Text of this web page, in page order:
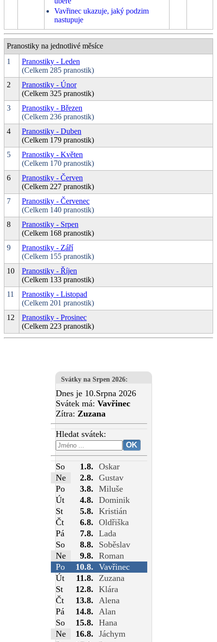
Vavřinec ukazuje, jaký podzim
nastupuje
Pranostiky na jednotlivé měsíce
1
Pranostiky - Leden
(Celkem 285 pranostik)
2
Pranostiky - Únor
(Celkem 325 pranostik)
3
Pranostiky - Březen
(Celkem 236 pranostik)
4
Pranostiky - Duben
(Celkem 179 pranostik)
5
Pranostiky - Květen
(Celkem 170 pranostik)
6
Pranostiky - Červen
(Celkem 227 pranostik)
7
Pranostiky - Červenec
(Celkem 140 pranostik)
8
Pranostiky - Srpen
(Celkem 168 pranostik)
9
Pranostiky - Září
(Celkem 155 pranostik)
10
Pranostiky - Říjen
(Celkem 133 pranostik)
11
Pranostiky - Listopad
(Celkem 201 pranostik)
12
Pranostiky - Prosinec
(Celkem 223 pranostik)
Svátky na Srpen 2026:
Dnes je 10.Srpna 2026
Svátek má: Vavřinec
Zítra: Zuzana
Hledat svátek:
So 1.8. Oskar
Ne
2.8. Gustav
Po
3.8. Miluše
Út
4.8. Dominik
St
5.8. Kristián
Čt
6.8. Oldřiška
Pá
7.8. Lada
So
8.8.
Soběslav
Ne
9.8. Roman
Po
10.8. Vavřinec
Út
11.8.
Zuzana
St
12.8. Klára
Čt
13.8.
Alena
Pá
14.8.
Alan
So
15.8. Hana
Ne
16.8. Jáchym